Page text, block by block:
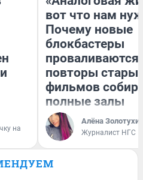
на
вот что нам
Почему новые
блокбастеры
повторы
фильмов
полные залы
Алёна
Журналист НГС